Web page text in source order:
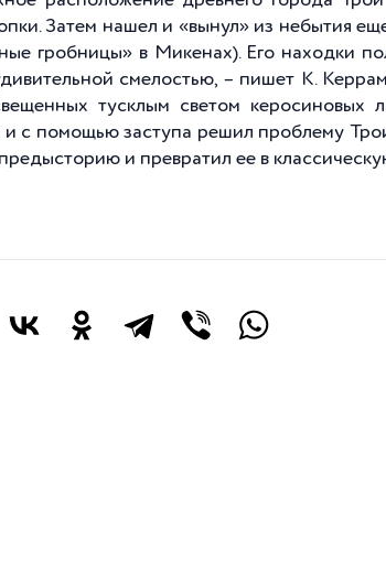
Затем нашел и «вынул» из небытия
гробницы» в Микенах). Его находки
смелостью, – пишет К.
тусклым светом керосиновых
с помощью заступа решил проблему
и превратил ее в